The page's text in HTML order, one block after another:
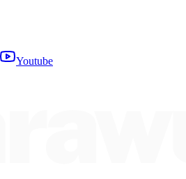
Youtube